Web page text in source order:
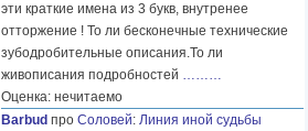
эти краткие имена из 3 букв, внутренее
отторжение ! То ли бесконечные технические
зубодробительные описания.То ли
живописания подробностей ………
Оценка: нечитаемо
Barbud про Соловей: Линия иной судьбы